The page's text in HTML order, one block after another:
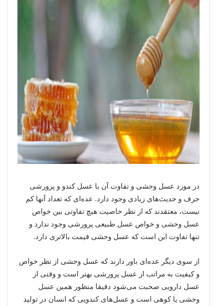
در مورد عسل وحشی و تفاوت آن با عسل کندو و پرورشی
حرف و حدیث‌های زیادی وجود دارد. عده‌ای که تعداد آنها کم
نیست، معتقدند که از نظر خاصیت هیچ تفاوتی بین خواص
عسل وحشی و خواص عسل طبیعی پرورشی وجود ندارد و
تنها تفاوت این است که عسل وحشی قیمت بالاتری دارد.
از سوی دیگر عده‌ای باور دارند که عسل وحشی از نظر خواص
و کیفیت به مراتب از عسل پرورشی بهتر است و وقتی از
عسل دارویی صحبت می‌شود دقیقا منظور همین عسل
وحشی یا کوهی است و عسل‌های کندویی که انسان در تولید